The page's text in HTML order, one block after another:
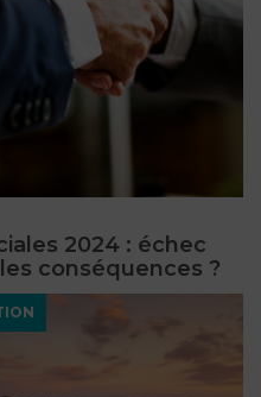
2024 : échec
conséquences ?